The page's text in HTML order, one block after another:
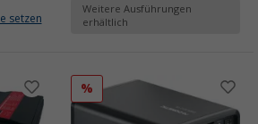
setzen
Weitere Ausführungen
erhältlich
%